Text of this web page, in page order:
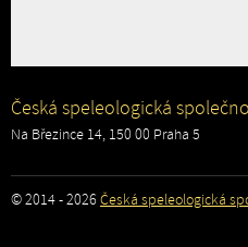
Česká speleologická
Na Březince 14, 150 00 Praha 5
© 2014 - 2026 Česká speleologická